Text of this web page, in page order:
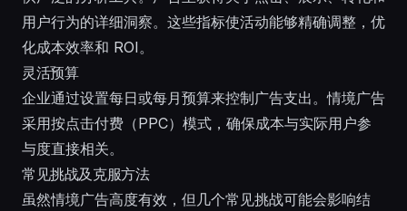
用户行为的详细洞察。这些指标使活动能够精确调整，优
化成本效率和 ROI。
灵活预算
企业通过设置每日或每月预算来控制广告支出。情境广告
采用按点击付费（PPC）模式，确保成本与实际用户参
与度直接相关。
常见挑战及克服方法
虽然情境广告高度有效，但几个常见挑战可能会影响结